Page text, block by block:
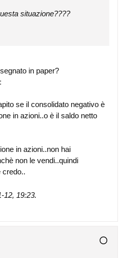
situazione????
in paper?
se il consolidato negativo è
in azioni..o è il saldo netto
in azioni..non hai
non le vendi..quindi
credo..
12, 19:23.